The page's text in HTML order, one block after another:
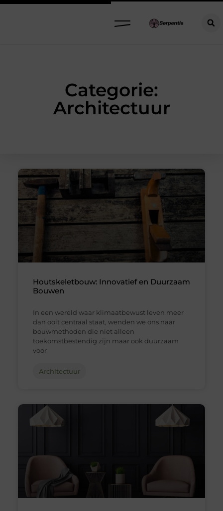
Categorie:
Architectuur
Houtskeletbouw: Innovatief en Duurzaam
Bouwen
In een wereld waar klimaatbewust leven meer
dan ooit centraal staat, wenden we ons naar
bouwmethoden die niet alleen
toekomstbestendig zijn maar ook duurzaam
voor
Architectuur